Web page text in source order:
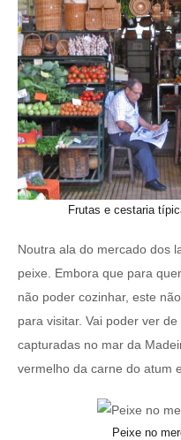
Frutas e cestaria
Noutra ala do mercado dos
peixe. Embora que para
não poder cozinhar, este
para visitar. Vai poder ver
capturadas no mar da
vermelho da carne do atum
Peixe no